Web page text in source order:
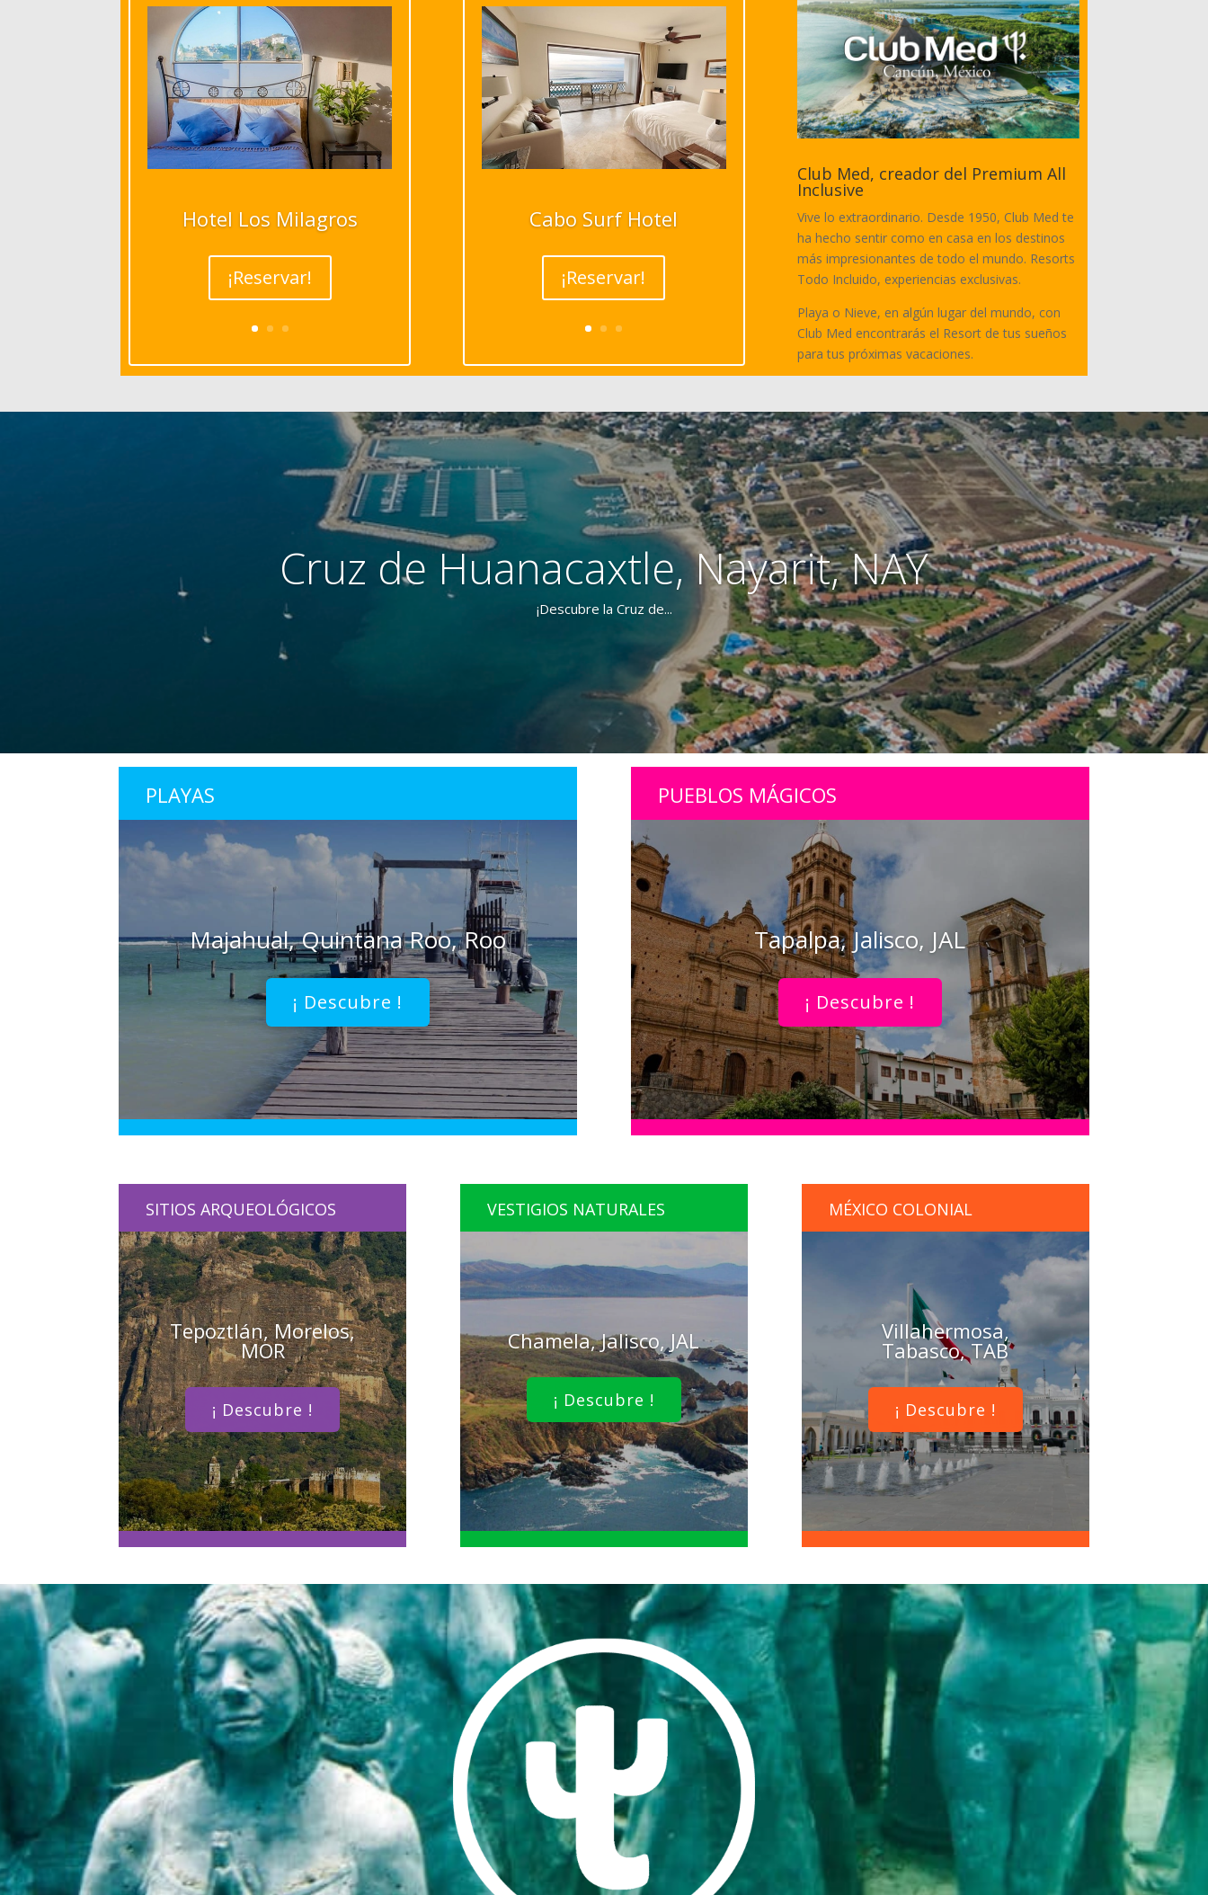
Hotel Los Milagros
¡Reservar!
Cabo Surf Hotel
¡Reservar!
Club Med, creador del Premium All
Inclusive
Vive lo extraordinario. Desde 1950, Club Med te
ha hecho sentir como en casa en los destinos
más impresionantes de todo el mundo. Resorts
Todo Incluido, experiencias exclusivas.
Playa o Nieve, en algún lugar del mundo, con
Club Med encontrarás el Resort de tus sueños
para tus próximas vacaciones.
Cruz de Huanacaxtle, Nayarit, NAY
¡Descubre la Cruz de...
PLAYAS
Majahual, Quintana Roo, Roo
¡ Descubre !
PUEBLOS MÁGICOS
Tapalpa, Jalisco, JAL
¡ Descubre !
SITIOS ARQUEOLÓGICOS
Tepoztlán, Morelos,
MOR
¡ Descubre !
VESTIGIOS NATURALES
Chamela, Jalisco, JAL
¡ Descubre !
MÉXICO COLONIAL
Villahermosa,
Tabasco, TAB
¡ Descubre !